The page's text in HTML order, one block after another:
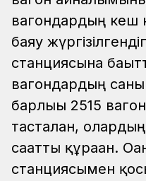
вагондардың кеш
баяу
станциясына
вагондардың саны
барлығы 2515
тасталған,
сағатты құраған.
станциясымен